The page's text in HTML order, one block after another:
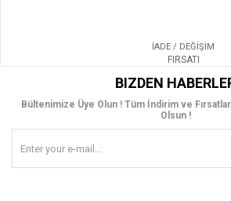
İADE / DEĞİŞİM
FIRSATI
BIZDEN
Bültenimize Üye Olun ! Tüm İndirim ve
Olsun !